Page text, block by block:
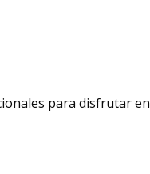
para disfrutar en